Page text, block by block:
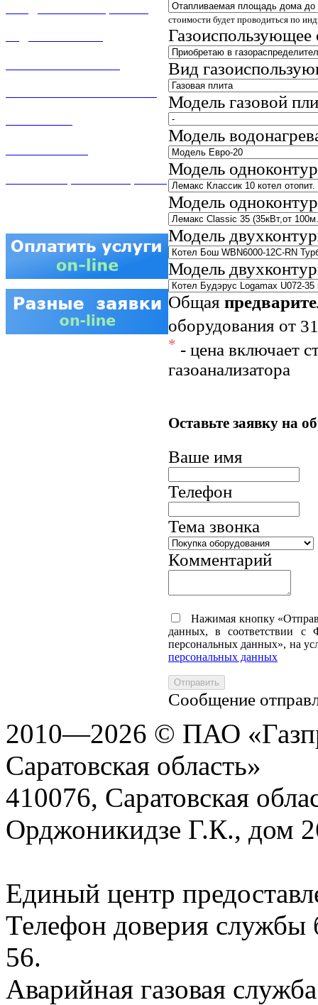
стоимости будет проводиться по
Газоиспользующее
Вид
Модель газовой
Модель
Модель
Модель
Модель
Модель
Общая
оборудования от
* - цена включает
газоанализатора
Оставьте заявку на
Ваше имя
Телефон
Тема звонка
Комментарий
Нажимая кнопку
данных, в соответствии
персональных данных», на
персональных данных
Отправить
Сообщение
2010—2026 © ПАО
Саратовская область»
410076, Саратовская
Орджоникидзе Г.К., дом
Единый центр
Телефон доверия службы
56.
Аварийная газовая